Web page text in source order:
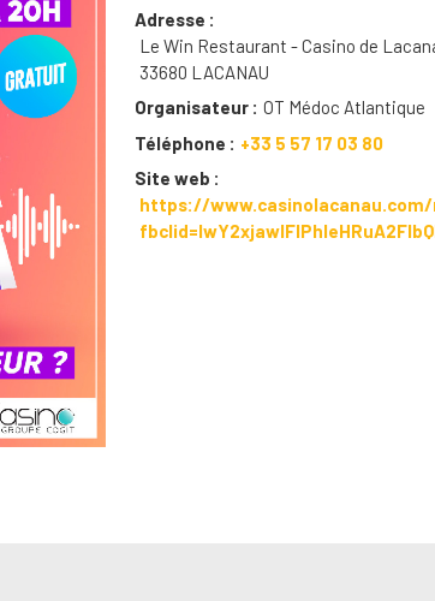
Adresse
Le Win Restaurant - Casino de
33680 LACANAU
Organisateur
OT Médoc Atlantique
Téléphone
+33 5 57 17 03 80
Site web
https://